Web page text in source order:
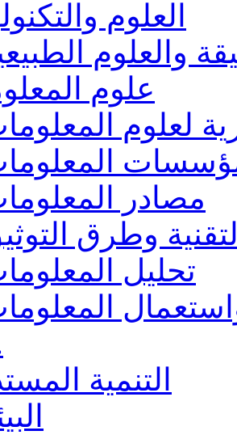
العلوم
والعلوم
علوم
لعلوم
مصادر
وطرق
تحليل
التنمية